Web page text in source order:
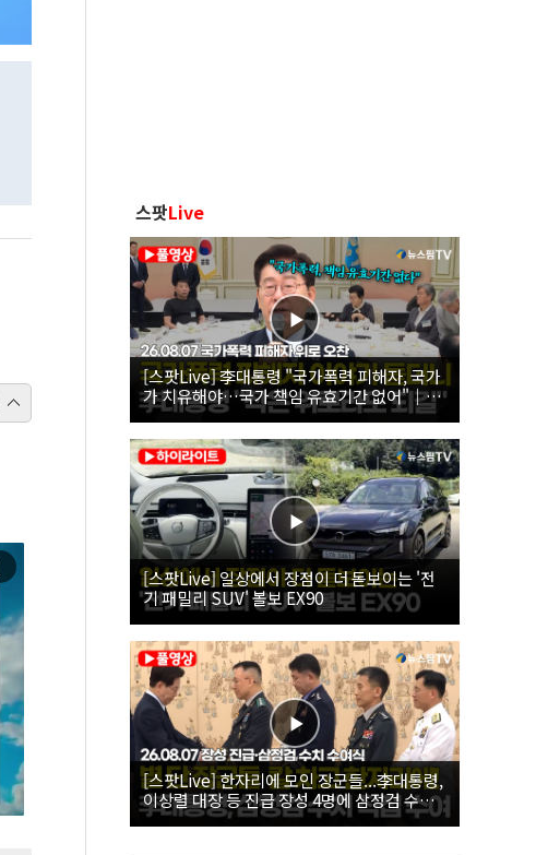
스팟Live
[스팟Live] 李대통령 "국가폭력 피해자, 국가
가 치유해야…국가 책임 유효기간 없어"｜
26.08.07 국가폭력 피해자 위로 오찬
[스팟Live] 일상에서 장점이 더 돋보이는 '전
기 패밀리 SUV' 볼보 EX90
[스팟Live] 한자리에 모인 장군들...李대통령,
이상렬 대장 등 진급 장성 4명에 삼정검 수치
직접 수여｜26.08.07 장성 진급·삼정검 수치